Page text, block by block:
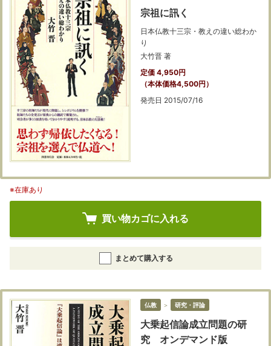
宗祖に訊く
日本仏教十三宗・教えの違い総わか
り
大竹晋 著
定価 4,950円
（本体価格4,500円）
発売日 2015/07/16
※在庫あり
買い物カゴに入れる
まとめて購入する
仏教 ＞ 研究・評論
大乗起信論成立問題の研
究 オンデマンド版